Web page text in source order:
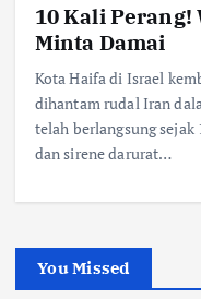
10 Kali
Minta Damai
Kota Haifa di Israel
dihantam rudal Iran
telah berlangsung sejak
dan sirene darurat…
You Missed